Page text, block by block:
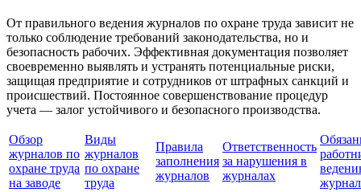
От правильного ведения журналов по охране труда зависит не
только соблюдение требований законодательства, но и
безопасность рабочих. Эффективная документация позволяет
своевременно выявлять и устранять потенциальные риски,
защищая предприятие и сотрудников от штрафных санкций и
происшествий. Постоянное совершенствование процедур
учета — залог устойчивого и безопасного производства.
Обзор
журналов по
охране труда
на заводе
Виды
журналов
по охране
труда
Правила
заполнения
журналов
Ответственность
за нарушения в
журналах